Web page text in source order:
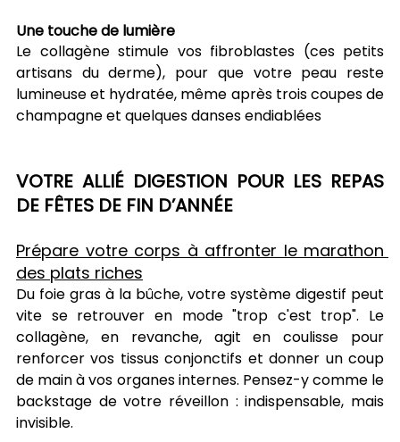
Une touche de lumière
Le collagène stimule vos fibroblastes (ces petits
artisans du derme), pour que votre peau reste
lumineuse et hydratée, même après trois coupes de
champagne et quelques danses endiablées
VOTRE ALLIÉ DIGESTION POUR LES REPAS
DE FÊTES DE FIN D’ANNÉE
Prépare votre corps à affronter le marathon
des plats riches
Du foie gras à la bûche, votre système digestif peut
vite se retrouver en mode "trop c'est trop". Le
collagène, en revanche, agit en coulisse pour
renforcer vos tissus conjonctifs et donner un coup
de main à vos organes internes. Pensez-y comme le
backstage de votre réveillon : indispensable, mais
invisible.